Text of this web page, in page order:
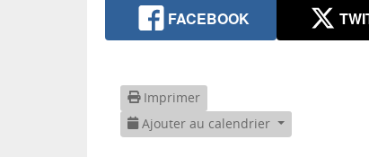
FACEBOOK
Imprimer
Ajouter au calendrier